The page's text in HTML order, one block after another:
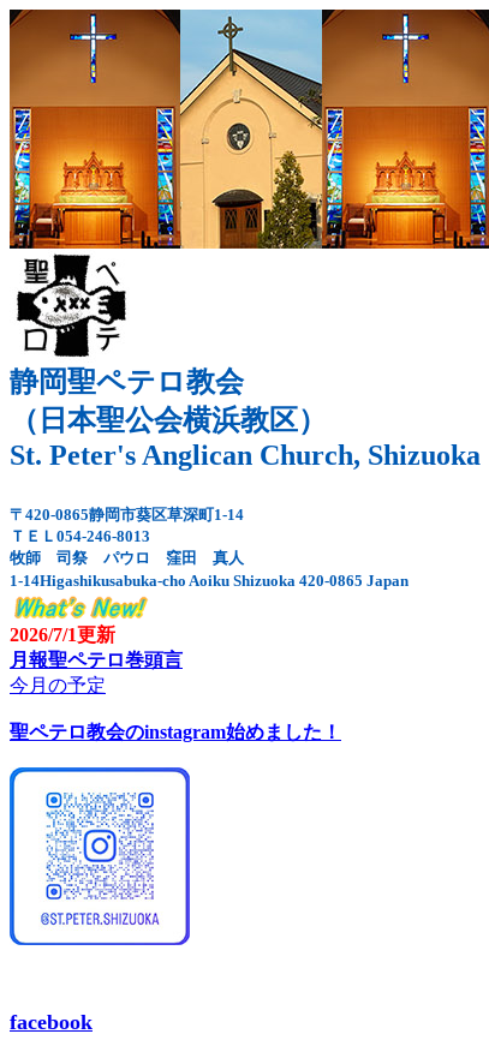
静岡聖ペテロ教会
（日本聖公会横浜教区）
St. Peter's Anglican Church, Shizuoka
〒420-0865静岡市葵区草深町1-14
ＴＥＬ054-246-8013
牧師 司祭 パウロ 窪田 真人
1-14Higashikusabuka-cho Aoiku Shizuoka 420-0865 Japan
2026/7/1更新
月報聖ペテロ巻頭言
今月の予定
聖ペテロ教会のinstagram始めました！
facebook